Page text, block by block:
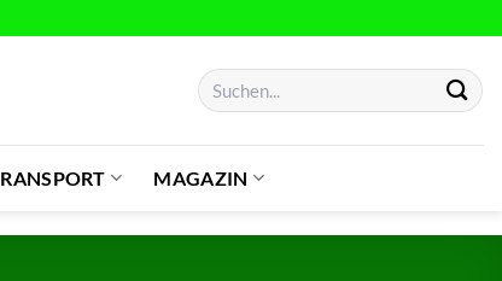
Suchen
nach:
MAGAZIN